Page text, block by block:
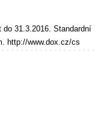
do 31.3.2016. Standardní
http://www.dox.cz/cs